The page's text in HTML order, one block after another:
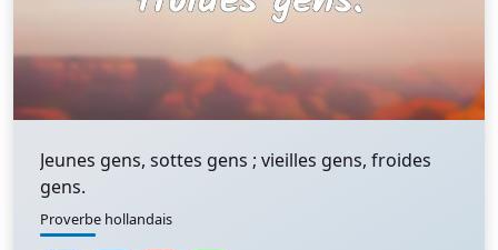
Jeunes gens, sottes gens ; vieilles gens, froides
gens.
Proverbe hollandais